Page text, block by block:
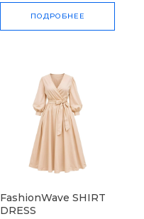
ПОДРОБНЕЕ
FashionWave SHIRT
DRESS